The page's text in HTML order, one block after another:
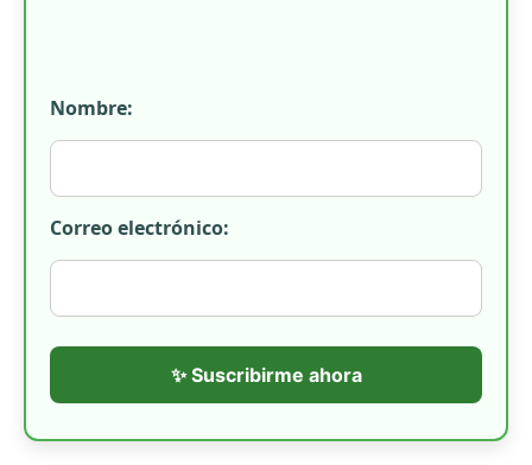
Nombre:
Correo electrónico:
✨ Suscribirme ahora